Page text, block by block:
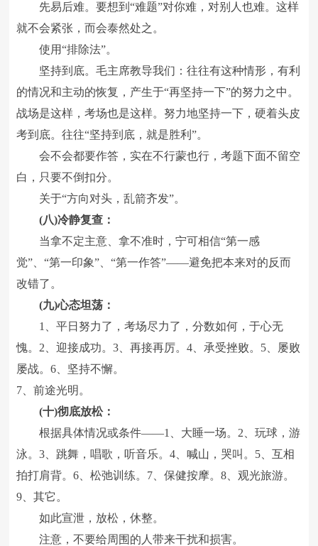
先易后难。要想到“难题”对你难，对别人也难。这样
就不会紧张，而会泰然处之。
使用“排除法”。
坚持到底。毛主席教导我们：往往有这种情形，有利
的情况和主动的恢复，产生于“再坚持一下”的努力之中。
战场是这样，考场也是这样。努力地坚持一下，硬着头皮
考到底。往往“坚持到底，就是胜利”。
会不会都要作答，实在不行蒙也行，考题下面不留空
白，只要不倒扣分。
关于“方向对头，乱箭齐发”。
(八)冷静复查：
当拿不定主意、拿不准时，宁可相信“第一感
觉”、“第一印象”、“第一作答”――避免把本来对的反而
改错了。
(九)心态坦荡：
1、平日努力了，考场尽力了，分数如何，于心无
愧。2、迎接成功。3、再接再厉。4、承受挫败。5、屡败
屡战。6、坚持不懈。
7、前途光明。
(十)彻底放松：
根据具体情况或条件――1、大睡一场。2、玩球，游
泳。3、跳舞，唱歌，听音乐。4、喊山，哭叫。5、互相
拍打肩背。6、松弛训练。7、保健按摩。8、观光旅游。
9、其它。
如此宣泄，放松，休整。
注意，不要给周围的人带来干扰和损害。